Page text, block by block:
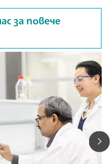
за повече